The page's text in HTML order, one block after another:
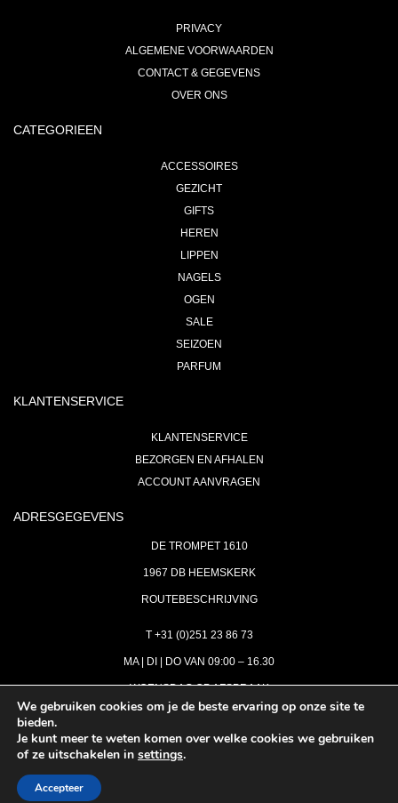
PRIVACY
ALGEMENE VOORWAARDEN
CONTACT & GEGEVENS
OVER ONS
CATEGORIEEN
ACCESSOIRES
GEZICHT
GIFTS
HEREN
LIPPEN
NAGELS
OGEN
SALE
SEIZOEN
PARFUM
KLANTENSERVICE
KLANTENSERVICE
BEZORGEN EN AFHALEN
ACCOUNT AANVRAGEN
ADRESGEGEVENS
DE TROMPET 1610
1967 DB HEEMSKERK
ROUTEBESCHRIJVING
T +31 (0)251 23 86 73
MA | DI | DO VAN 09:00 – 16.30
WOENSDAG OP AFSPRAAK
INFO@ASTH.NL
We gebruiken cookies om je de beste ervaring op onze site te
bieden.
Je kunt meer te weten komen over welke cookies we gebruiken
of ze uitschakelen in settings.
Accepteer